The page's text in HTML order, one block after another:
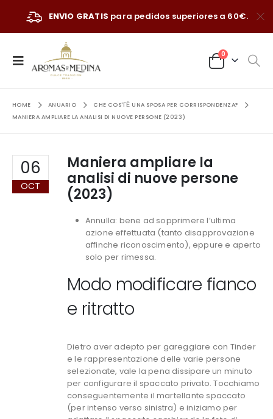
ENVIO GRATIS para pedidos superiores a 60€.
0
HOME ANUARIO
CHE COS'ГЁ UNA SPOSA PER CORRISPONDENZA?
MANIERA AMPLIARE LA ANALISI DI NUOVE PERSONE (2023)
06
OCT
Maniera ampliare la
analisi di nuove persone
(2023)
Annulla: bene ad sopprimere l’ultima
azione effettuata (tanto disapprovazione
affinche riconoscimento), eppure e aperto
solo per rimessa.
Modo modificare fianco
e ritratto
Dietro aver adepto per gareggiare con Tinder
e le rappresentazione delle varie persone
selezionate, vale la pena dissipare un minuto
per configurare il spaccato privato. Tocchiamo
conseguentemente il martellante spaccato
(per intenso verso sinistra) e iniziamo per